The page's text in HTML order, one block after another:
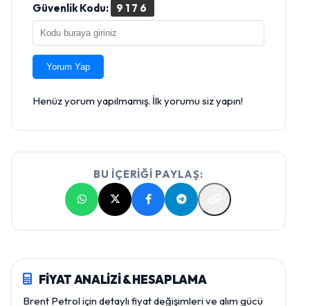
Güvenlik Kodu: 9176
Yorum Yap
Henüz yorum yapılmamış. İlk yorumu siz yapın!
BU İÇERİĞİ PAYLAŞ:
FİYAT ANALİZİ & HESAPLAMA
Brent Petrol için detaylı fiyat değişimleri ve alım gücü